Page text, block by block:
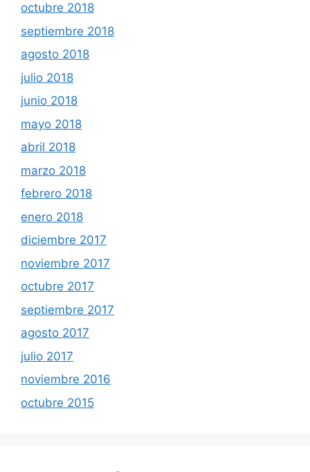
octubre 2018
septiembre 2018
agosto 2018
julio 2018
junio 2018
mayo 2018
abril 2018
marzo 2018
febrero 2018
enero 2018
diciembre 2017
noviembre 2017
octubre 2017
septiembre 2017
agosto 2017
julio 2017
noviembre 2016
octubre 2015